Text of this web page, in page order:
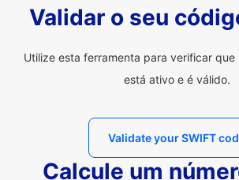
Validar o seu
Utilize esta ferramenta para verificar que
está ativo e é válido.
Validate your SWIFT
Calcule um